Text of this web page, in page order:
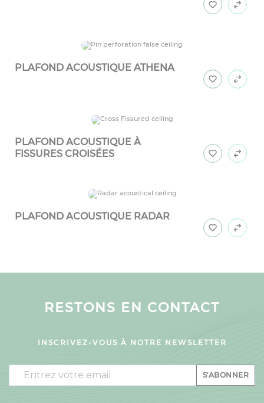
PLAFOND ACOUSTIQUE ATHENA
PLAFOND ACOUSTIQUE À
FISSURES CROISÉES
PLAFOND ACOUSTIQUE RADAR
RESTONS EN CONTACT
INSCRIVEZ-VOUS À NOTRE NEWSLETTER
Email S'ABONNER